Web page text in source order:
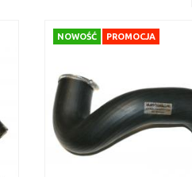
NOWOŚĆ PROMOCJA